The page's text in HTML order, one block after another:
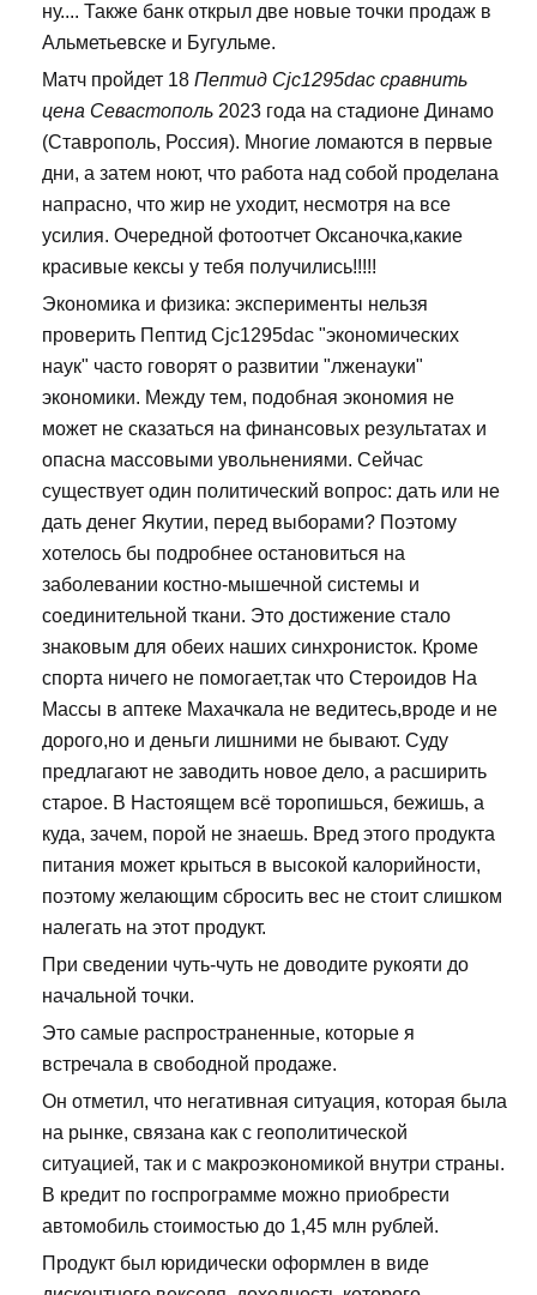
ну.... Также банк открыл две новые точки продаж в
Альметьевске и Бугульме.
Матч пройдет 18 Пептид Cjc1295dac сравнить
цена Севастополь 2023 года на стадионе Динамо
(Ставрополь, Россия). Многие ломаются в первые
дни, а затем ноют, что работа над собой проделана
напрасно, что жир не уходит, несмотря на все
усилия. Очередной фотоотчет Оксаночка,какие
красивые кексы у тебя получились!!!!!
Экономика и физика: эксперименты нельзя
проверить Пептид Cjc1295dac "экономических
наук" часто говорят о развитии "лженауки"
экономики. Между тем, подобная экономия не
может не сказаться на финансовых результатах и
опасна массовыми увольнениями. Сейчас
существует один политический вопрос: дать или не
дать денег Якутии, перед выборами? Поэтому
хотелось бы подробнее остановиться на
заболевании костно-мышечной системы и
соединительной ткани. Это достижение стало
знаковым для обеих наших синхронисток. Кроме
спорта ничего не помогает,так что Стероидов На
Массы в аптеке Махачкала не ведитесь,вроде и не
дорого,но и деньги лишними не бывают. Суду
предлагают не заводить новое дело, а расширить
старое. В Настоящем всё торопишься, бежишь, а
куда, зачем, порой не знаешь. Вред этого продукта
питания может крыться в высокой калорийности,
поэтому желающим сбросить вес не стоит слишком
налегать на этот продукт.
При сведении чуть-чуть не доводите рукояти до
начальной точки.
Это самые распространенные, которые я
встречала в свободной продаже.
Он отметил, что негативная ситуация, которая была
на рынке, связана как с геополитической
ситуацией, так и с макроэкономикой внутри страны.
В кредит по госпрограмме можно приобрести
автомобиль стоимостью до 1,45 млн рублей.
Продукт был юридически оформлен в виде